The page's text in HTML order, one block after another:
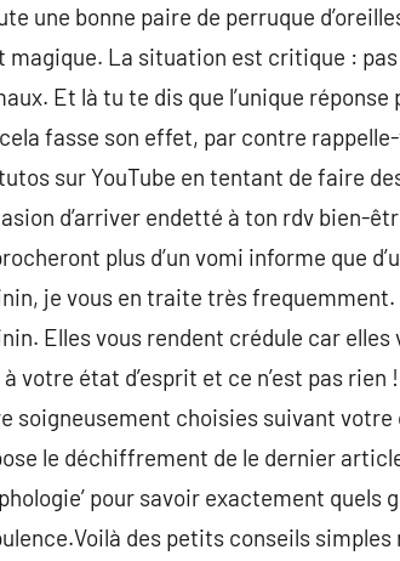
une bonne paire de perruque
magique. La situation est critique :
Et là tu te dis que l’unique
fasse son effet, par contre
sur YouTube en tentant de faire
d’arriver endetté à ton rdv bien-
plus d’un vomi informe que
je vous en traite très
Elles vous rendent crédule car
à votre état d’esprit et ce n’est pas
soigneusement choisies suivant
le déchiffrement de le dernier
pour savoir exactement
des petits conseils